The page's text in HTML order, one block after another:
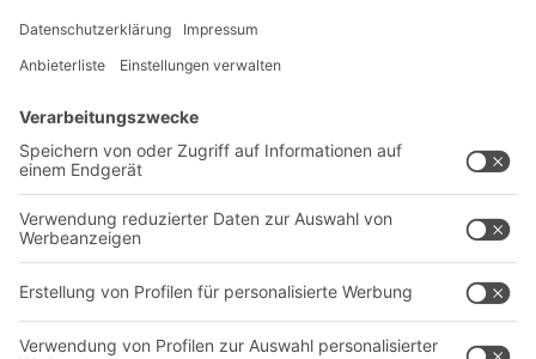
Lösungen
Intralogistiklösungen
Regalsysteme
Transportsysteme
Dienstleistungen
Kontaktformular
UnternehmenFollow us